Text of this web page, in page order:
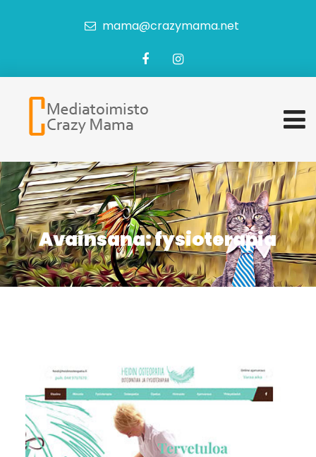
mama@crazymama.net
Avainsana:fysioterapia